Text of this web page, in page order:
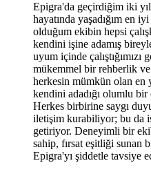
Epigra'da geçirdiğim iki
hayatında yaşadığım en
olduğum ekibin hepsi
kendini işine adamış
uyum içinde
mükemmel bir rehberlik
herkesin mümkün olan en
kendini adadığı olumlu bir
Herkes birbirine saygı
iletişim kurabiliyor; bu da
getiriyor. Deneyimli bir
sahip, fırsat eşitliği sunan
Epigra'yı şiddetle tavsiye